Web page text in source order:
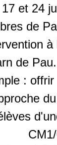
17 et 24
de
de
: